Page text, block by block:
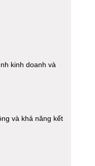
kinh doanh và
và khả năng kết